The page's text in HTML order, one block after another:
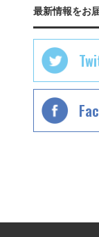
最新情報をお